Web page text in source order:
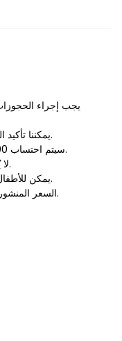
يمكننا تأكيد الحجز فقط بعد الدفع النقدي أو ببطاقة الائتمان.
سيتم احتساب 100% من المبلغ المدفوع في حالة عدم الحضور.
لا يُسمح باسترداد أي مبلغ مقابل الجولات الفائتة.
يمكن للأطفال من عمر 0-3 سنوات الانضمام للجولة مجاناً.
السعر المنشور على الإنترنت قابل للتغيير دون إشعار مسبق.